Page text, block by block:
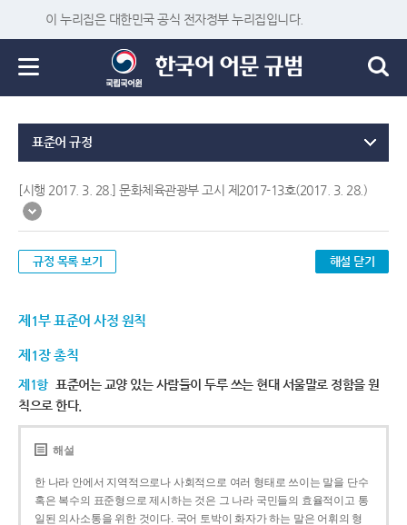
이 누리집은 대한민국 공식 전자정부 누리집입니다.
표준어 규정
[시행 2017. 3. 28.] 문화체육관광부 고시 제2017-13호(2017. 3. 28.)
규정 목록 보기 해설 닫기
제1부 표준어 사정 원칙
제1장 총칙
제1항 표준어는 교양 있는 사람들이 두루 쓰는 현대 서울말로 정함을 원
칙으로 한다.
해설
한 나라 안에서 지역적으로나 사회적으로 여러 형태로 쓰이는 말을 단수
혹은 복수의 표준형으로 제시하는 것은 그 나라 국민들의 효율적이고 통
일된 의사소통을 위한 것이다. 국어 토박이 화자가 하는 말은 어휘의 형